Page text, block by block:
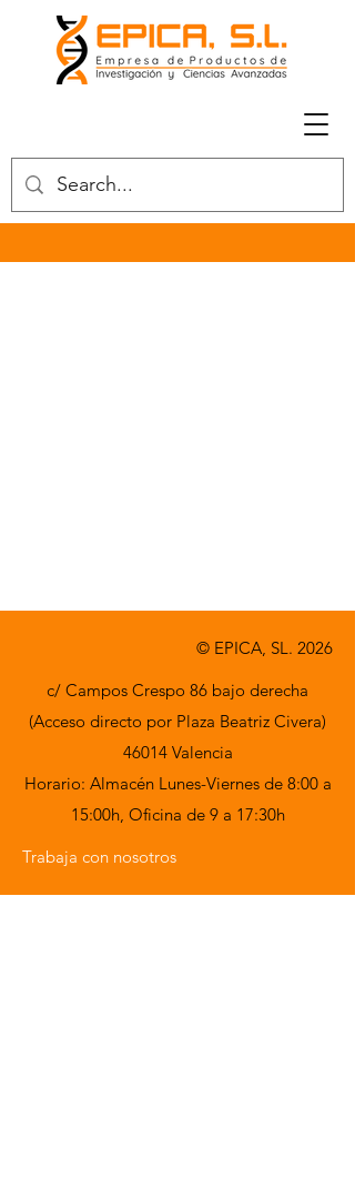
© EPICA, SL. 2026
c/ Campos Crespo 86 bajo derecha
(Acceso directo por Plaza Beatriz Civera)
46014 Valencia
Horario: Almacén Lunes-Viernes de 8:00 a
15:00h, Oficina de 9 a 17:30h
Trabaja con nosotros